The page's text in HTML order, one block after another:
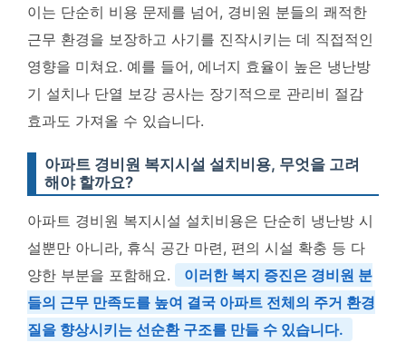
이는 단순히 비용 문제를 넘어, 경비원 분들의 쾌적한
근무 환경을 보장하고 사기를 진작시키는 데 직접적인
영향을 미쳐요. 예를 들어, 에너지 효율이 높은 냉난방
기 설치나 단열 보강 공사는 장기적으로 관리비 절감
효과도 가져올 수 있습니다.
아파트 경비원 복지시설 설치비용, 무엇을 고려
해야 할까요?
아파트 경비원 복지시설 설치비용은 단순히 냉난방 시
설뿐만 아니라, 휴식 공간 마련, 편의 시설 확충 등 다
양한 부분을 포함해요.
이러한 복지 증진은 경비원 분
들의 근무 만족도를 높여 결국 아파트 전체의 주거 환경
질을 향상시키는 선순환 구조를 만들 수 있습니다.